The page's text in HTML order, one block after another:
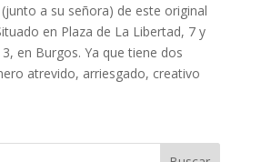
a su señora) de este original
en Plaza de La Libertad, 7 y
en Burgos. Ya que tiene dos
atrevido, arriesgado, creativo